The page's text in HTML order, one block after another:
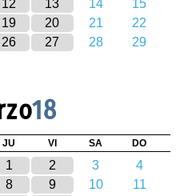
12 13 14
15
19 20 21
22
26 27 28
29
18
JU VI SA DO
1 2 3
4
8 9 10
11